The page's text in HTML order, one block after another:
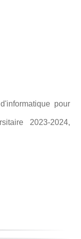
pour
2023-2024,